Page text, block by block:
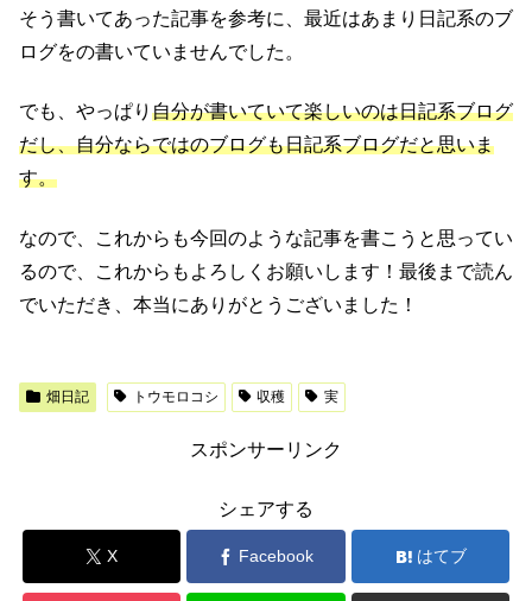
そう書いてあった記事を参考に、最近はあまり日記系のブ
ログをの書いていませんでした。
でも、やっぱり 自分が書いていて楽しいのは日記系ブログ
だし、自分ならではのブログも日記系ブログだと思いま
す。
なので、これからも今回のような記事を書こうと思ってい
るので、これからもよろしくお願いします！最後まで読ん
でいただき、本当にありがとうございました！
畑日記 トウモロコシ 収穫 実
スポンサーリンク
シェアする
X Facebook はてブ